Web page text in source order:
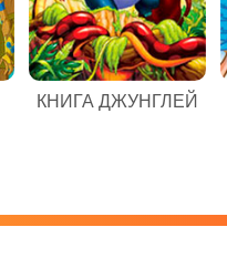
КНИГА ДЖУНГЛЕЙ